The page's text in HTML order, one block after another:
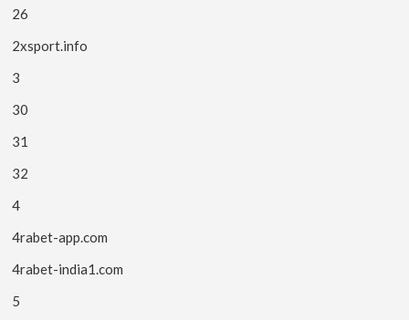
26
2xsport.info
3
30
31
32
4
4rabet-app.com
4rabet-india1.com
5